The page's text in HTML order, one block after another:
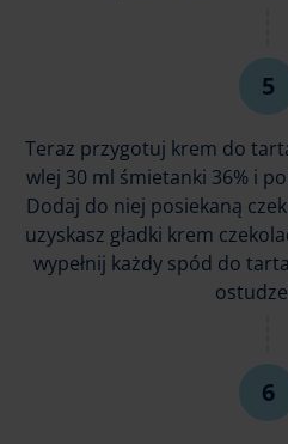
Teraz przygotuj krem do
wlej 30 ml śmietanki 36% i
Dodaj do niej posiekaną
uzyskasz gładki krem
wypełnij każdy spód do